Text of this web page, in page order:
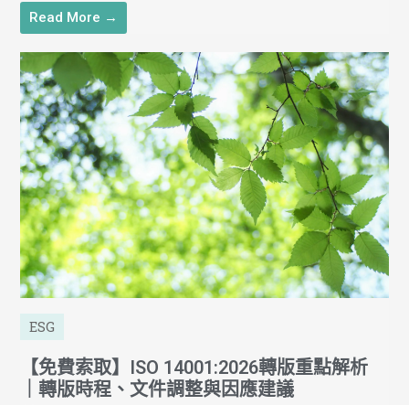
Read More →
ESG
【免費索取】ISO 14001:2026轉版重點解析
｜轉版時程、文件調整與因應建議